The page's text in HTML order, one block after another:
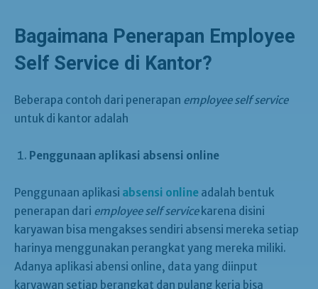
Bagaimana Penerapan Employee
Self Service di Kantor?
Beberapa contoh dari penerapan employee self service
untuk di kantor adalah
Penggunaan aplikasi absensi online
Penggunaan aplikasi absensi online adalah bentuk
penerapan dari employee self service karena disini
karyawan bisa mengakses sendiri absensi mereka setiap
harinya menggunakan perangkat yang mereka miliki.
Adanya aplikasi abensi online, data yang diinput
karyawan setiap berangkat dan pulang kerja bisa